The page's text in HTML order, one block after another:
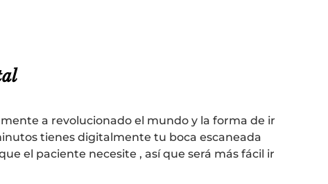
a revolucionado el mundo y la forma de ir
tienes digitalmente tu boca escaneada
el paciente necesite , así que será más fácil ir